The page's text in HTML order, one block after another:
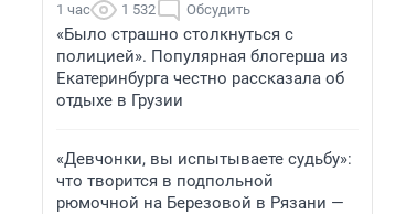
1 час 1 532 Обсудить
«Было страшно столкнуться с
полицией». Популярная блогерша из
Екатеринбурга честно рассказала об
отдыхе в Грузии
«Девчонки, вы испытываете судьбу»:
что творится в подпольной
рюмочной на Березовой в Рязани —